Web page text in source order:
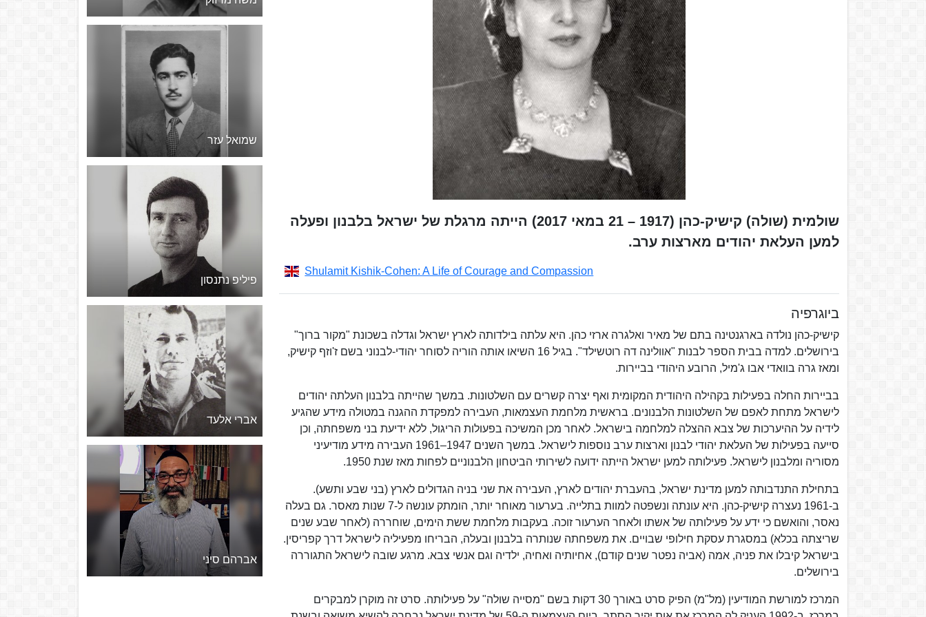
שולמית (שולה) קישיק-כהן (1917 – 21 במאי 2017) הייתה מרגלת של ישראל בלבנון ופעלה
למען העלאת יהודים מארצות ערב.
Shulamit Kishik-Cohen: A Life of Courage and Compassion
ביוגרפיה
קישיק-כהן נולדה בארגנטינה בתם של מאיר ואלגרה ארזי כהן. היא עלתה בילדותה לארץ ישראל וגדלה בשכונת "מקור ברוך"
בירושלים. למדה בבית הספר לבנות "אוולינה דה רוטשילד". בגיל 16 השיאו אותה הוריה לסוחר יהודי-לבנוני בשם ז'וזף קישיק,
ומאז גרה בוואדי אבו ג'מיל, הרובע היהודי בביירות.
בביירות החלה בפעילות בקהילה היהודית המקומית ואף יצרה קשרים עם השלטונות. במשך שהייתה בלבנון העלתה יהודים
לישראל מתחת לאפם של השלטונות הלבנונים. בראשית מלחמת העצמאות, העבירה למפקדת ההגנה במטולה מידע שהגיע
לידיה על ההיערכות של צבא ההצלה למלחמה בישראל. לאחר מכן המשיכה בפעולות הריגול, ללא ידיעת בני משפחתה, וכן
סייעה בפעילות של העלאת יהודי לבנון וארצות ערב נוספות לישראל. במשך השנים 1947–1961 העבירה מידע מודיעיני
מסוריה ומלבנון לישראל. פעילותה למען ישראל הייתה ידועה לשירותי הביטחון הלבנוניים לפחות מאז שנת 1950.
בתחילת התנדבותה למען מדינת ישראל, בהעברת יהודים לארץ, העבירה את שני בניה הגדולים לארץ (בני שבע ותשע).
ב-1961 נעצרה קישיק-כהן. היא עונתה ונשפטה למוות בתלייה. בערעור מאוחר יותר, הומתק עונשה ל-7 שנות מאסר. גם בעלה
נאסר, והואשם כי ידע על פעילותה של אשתו ולאחר הערעור זוכה. בעקבות מלחמת ששת הימים, שוחררה (לאחר שבע שנים
שריצתה בכלא) במסגרת עסקת חילופי שבויים. את משפחתה שנותרה בלבנון ובעלה, הבריחו מפעיליה לישראל דרך קפריסין.
בישראל קיבלו את פניה, אמה (אביה נפטר שנים קודם), אחיותיה ואחיה, ילדיה וגם אנשי צבא. מרגע שובה לישראל התגוררה
בירושלים.
המרכז למורשת המודיעין (מל"מ) הפיק סרט באורך 30 דקות בשם "מסייה שולה" על פעילותה. סרט זה מוקרן למבקרים
שמואל עזר
פיליפ נתנסון
אברי אלעד
אברהם סיני